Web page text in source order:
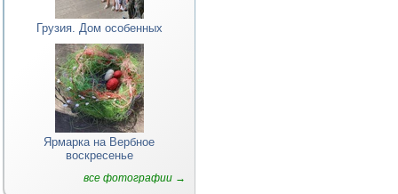
Грузия. Дом особенных
Ярмарка на Вербное
воскресенье
все фотографии →